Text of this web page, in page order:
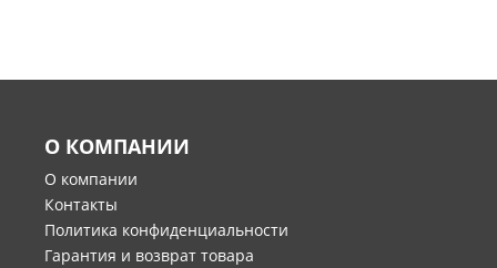
О КОМПАНИИ
О компании
Контакты
Политика конфиденциальности
Гарантия и возврат товара